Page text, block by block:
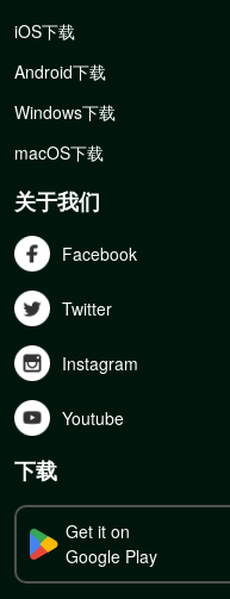
iOS下载
Android下载
Windows下载
macOS下载
关于我们
Facebook
Twitter
Instagram
Youtube
下载
Get it on
Google Play